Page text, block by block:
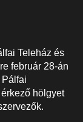
Teleház és
február 28-án
hölgyet